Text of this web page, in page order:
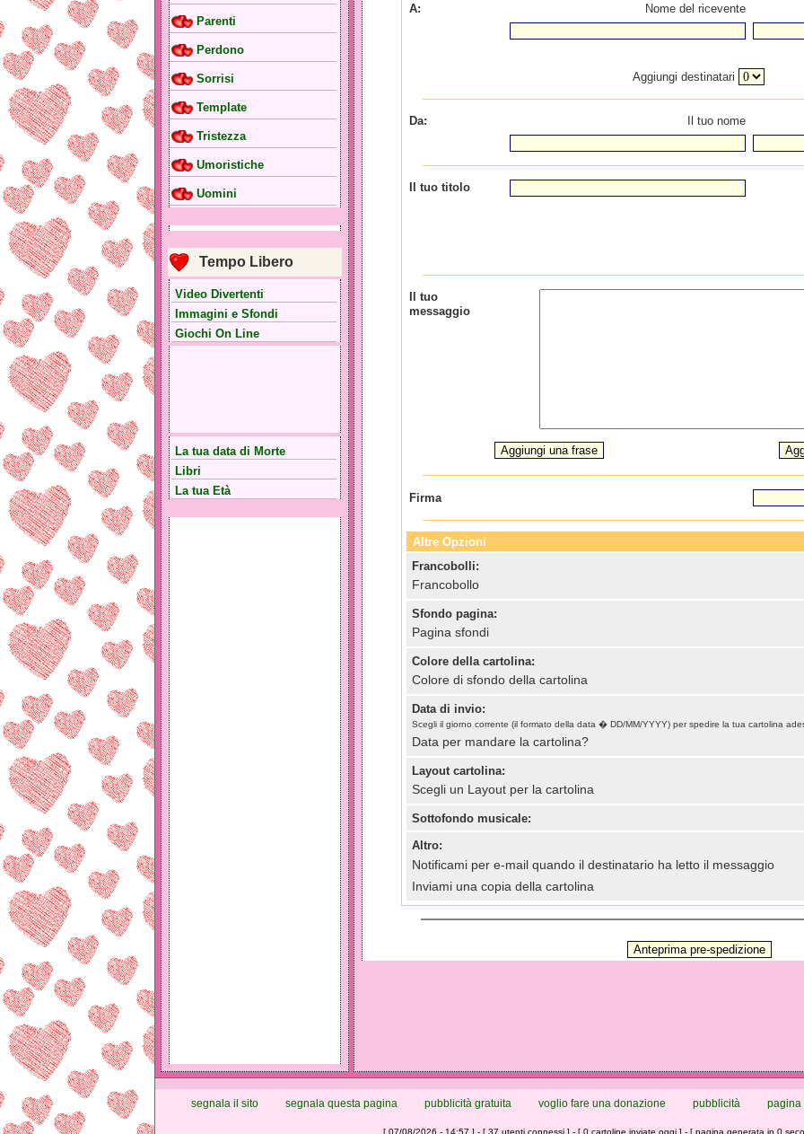
Parenti
Perdono
Sorrisi
Template
Tristezza
Umoristiche
Uomini
Tempo Libero
Video Divertenti
Immagini e Sfondi
Giochi On Line
La tua data di Morte
Libri
La tua Età
A: Nome del ricevente
Aggiungi destinatari
Da: Il tuo nome
Il tuo titolo
Il tuo
messaggio
Firma
Altre Opzioni
Francobolli:
Francobollo
Sfondo pagina:
Pagina sfondi
Colore della cartolina:
Colore di sfondo della cartolina
Data di invio:
Scegli il giorno corrente (il formato della data � DD/MM/YYYY) per spedire la tua cartolina
Data per mandare la cartolina?
Layout cartolina:
Scegli un Layout per la cartolina
Sottofondo musicale:
Altro:
Notificami per e-mail quando il destinatario ha letto il messaggio
Inviami una copia della cartolina
segnala il sito segnala questa pagina pubblicità gratuita voglio fare una donazione pubblicità pagina
[ 07/08/2026 - 14:57 ] - [ 37 utenti connessi ] - [ 0 cartoline inviate oggi ] - [ pagina generata in 0